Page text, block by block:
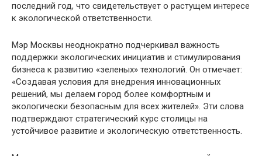
последний год, что свидетельствует о растущем интересе
к экологической ответственности.
Мэр Москвы неоднократно подчеркивал важность
поддержки экологических инициатив и стимулирования
бизнеса к развитию «зеленых» технологий. Он отмечает:
«Создавая условия для внедрения инновационных
решений, мы делаем город более комфортным и
экологически безопасным для всех жителей». Эти слова
подтверждают стратегический курс столицы на
устойчивое развитие и экологическую ответственность.